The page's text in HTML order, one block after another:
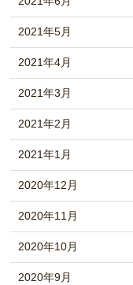
2021年5月
2021年4月
2021年3月
2021年2月
2021年1月
2020年12月
2020年11月
2020年10月
2020年9月